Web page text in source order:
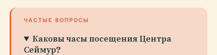
ЧАСТЫЕ ВОПРОСЫ
Каковы часы посещения Центра
Сеймур?